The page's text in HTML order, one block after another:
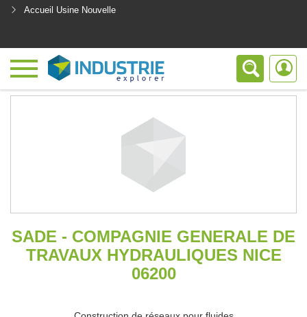
Accueil Usine Nouvelle
SADE - COMPAGNIE GENERALE DE
TRAVAUX HYDRAULIQUES NICE
06200